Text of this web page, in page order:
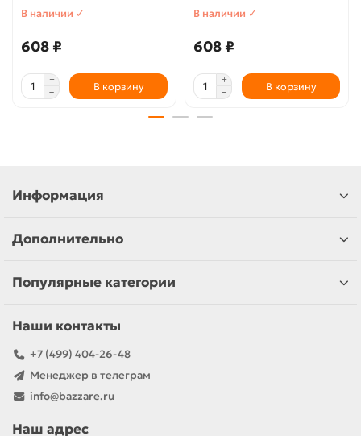
В наличии ✓
608 ₽
В корзину
В наличии ✓
608 ₽
В корзину
Информация
Дополнительно
Популярные категории
Наши контакты
+7 (499) 404-26-48
Менеджер в телеграм
info@bazzare.ru
Наш адрес